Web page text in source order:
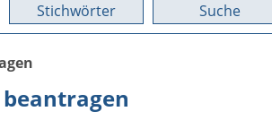
Stichwörter Suche